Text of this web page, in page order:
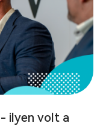
ilyen volt a